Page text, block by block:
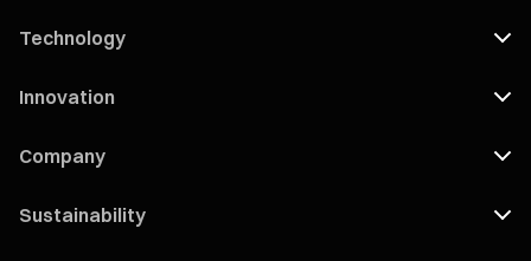
Technology
Innovation
Company
Sustainability